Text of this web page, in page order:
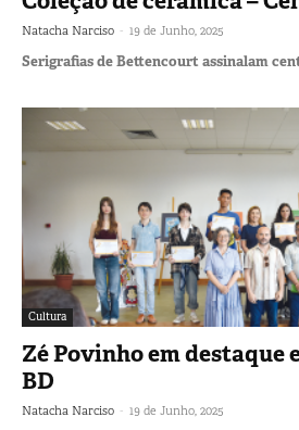
Natacha Narciso - 19 de Junho, 2025
Serigrafias de Bettencourt assinalam
Cultura
Zé Povinho em destaque
BD
Natacha Narciso - 19 de Junho, 2025